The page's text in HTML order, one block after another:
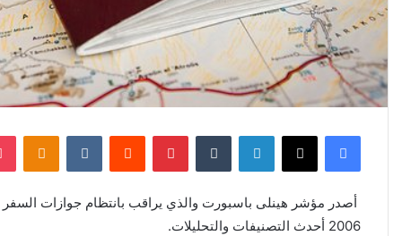
فيسبوك X لينكدإن بينتيريست
أصدر مؤشر هينلى باسبورت والذي يراقب بانتظام جوازات السفر
2006 أحدث التصنيفات والتحليلات.